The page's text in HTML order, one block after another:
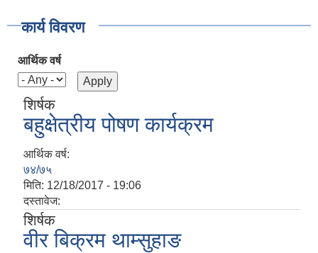
कार्य विवरण
आर्थिक वर्ष
शिर्षक
बहुक्षेत्रीय पोषण कार्यक्रम
आर्थिक वर्ष:
७४/७५
मिति: 12/18/2017 - 19:06
दस्तावेज:
शिर्षक
वीर बिक्रम थाम्सुहाङ